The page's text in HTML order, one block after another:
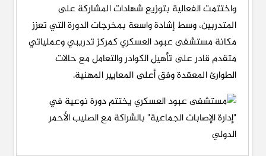
واختتمت الفعالية بتوزيع شهادات المشاركة على
المتدربين، وسط إشادة واسعة بمخرجات الدورة التي تعزز
مكانة مستشفى عبود العسكري كمركز تدريبي وعملياتي
متقدم قادر على تأهيل الكوادر والتعامل مع حالات
الطوارئ المعقدة وفق أعلى المعايير المهنية.